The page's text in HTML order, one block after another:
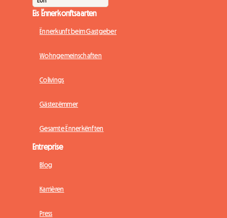
Eis Ënnerkonftsaarten
Ënnerkunft beim Gastgeber
Wohngemeinschaften
Colivings
Gästezëmmer
Gesamte Ënnerkënften
Entreprise
Blog
Karrièren
Press